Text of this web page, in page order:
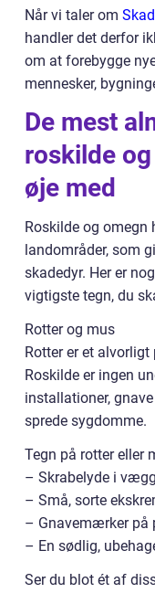
Når vi taler om
handler det derfor
om at forebygge
mennesker,
De mest
roskilde
øje med
Roskilde og omegn
landområder, som
skadedyr. Her er
vigtigste tegn, du
Rotter og mus
Rotter er et
Roskilde er ingen
installationer,
sprede sygdomme.
Tegn på rotter eller
– Skrabelyde i
– Små, sorte
– Gnavemærker på
– En sødlig,
Ser du blot ét af